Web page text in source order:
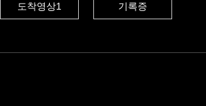
도착영상1 기록증